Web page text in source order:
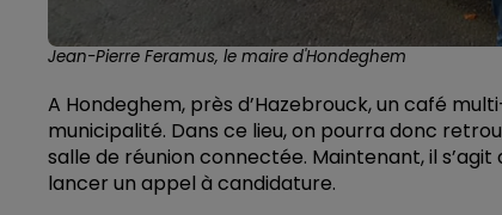
Jean-Pierre Feramus, le maire d'Hondeghem
A Hondeghem, près d’Hazebrouck, un café
municipalité. Dans ce lieu, on pourra donc
salle de réunion connectée. Maintenant, il
lancer un appel à candidature.